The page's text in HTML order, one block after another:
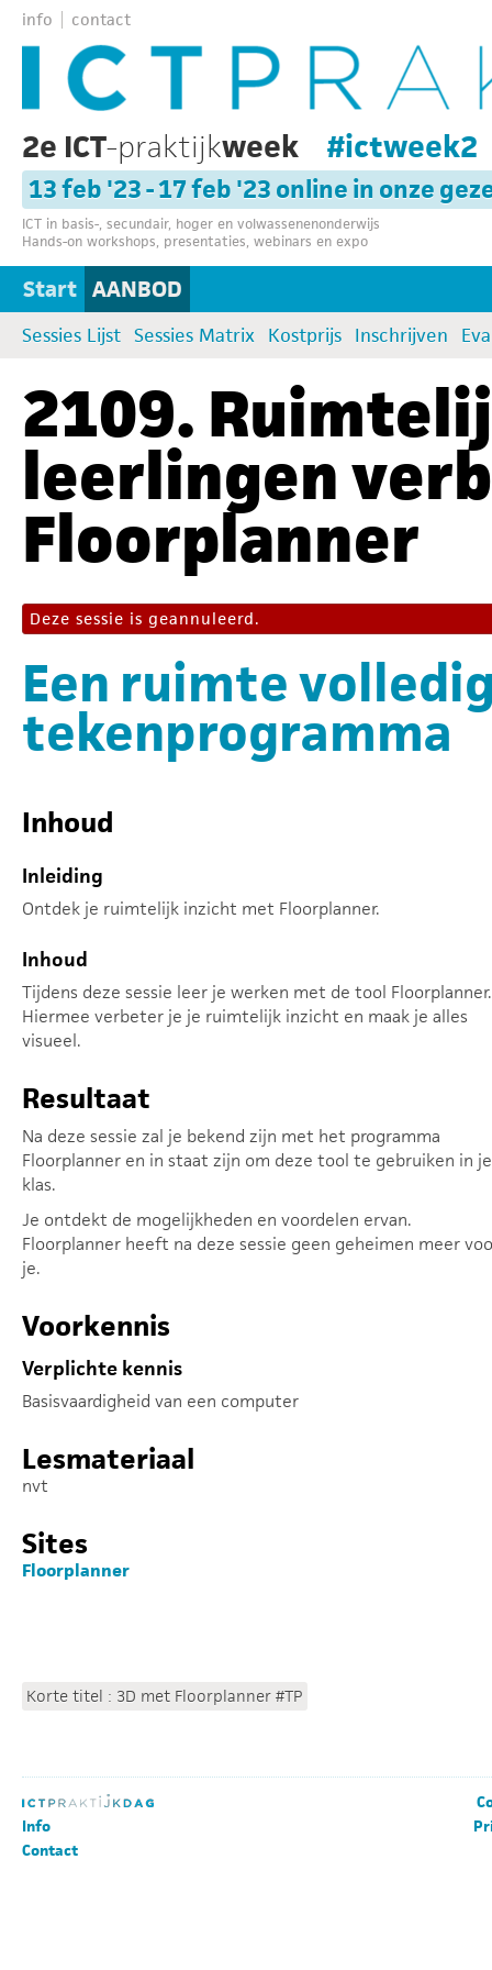
info contact
2e ICT-praktijkweek #ictweek2
13 feb '23 - 17 feb '23 online in onze
ICT in basis-, secundair, hoger en volwassenenonderwijs
Hands-on workshops, presentaties, webinars en expo
Start AANBOD
Sessies Lijst Sessies Matrix Kostprijs Inschrijven
2109.
leerlingen
Floorplanner
Deze sessie is geannuleerd.
Een ruimte
tekenprogramma
Inhoud
Inleiding
Ontdek je ruimtelijk inzicht met Floorplanner.
Inhoud
Tijdens deze sessie leer je werken met de tool Floorplanner.
Hiermee verbeter je je ruimtelijk inzicht en maak je alles
visueel.
Resultaat
Na deze sessie zal je bekend zijn met het programma
Floorplanner en in staat zijn om deze tool te gebruiken in je
klas.
Je ontdekt de mogelijkheden en voordelen ervan.
Floorplanner heeft na deze sessie geen geheimen meer
je.
Voorkennis
Verplichte kennis
Basisvaardigheid van een computer
Lesmateriaal
nvt
Sites
Floorplanner
Korte titel : 3D met Floorplanner #TP
Info
Contact